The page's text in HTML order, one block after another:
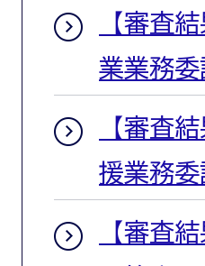
【審査
業業務
【審査
援業務
【審査